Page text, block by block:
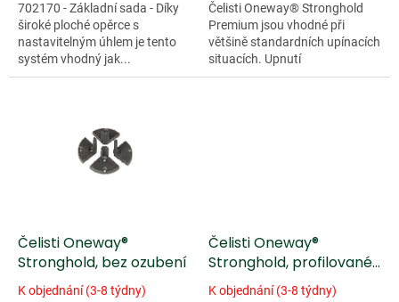
702170 - Základní sada - Díky
široké ploché opěrce s
nastavitelným úhlem je tento
systém vhodný jak...
Čelisti Oneway® Stronghold
Premium jsou vhodné při
většině standardních upínacích
situacích. Upnutí
soustruženého...
Čelisti Oneway®
Stronghold, bez ozubení
K objednání (3-8 týdny)
Čelisti Oneway®
Stronghold, profilované
ozubení
K objednání (3-8 týdny)